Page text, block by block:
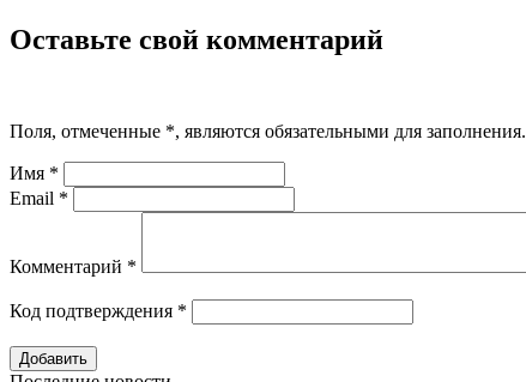
Оставьте свой комментарий
Поля, отмеченные *, являются обязательными для заполнения.
Имя *
Email *
Комментарий *
Код подтверждения *